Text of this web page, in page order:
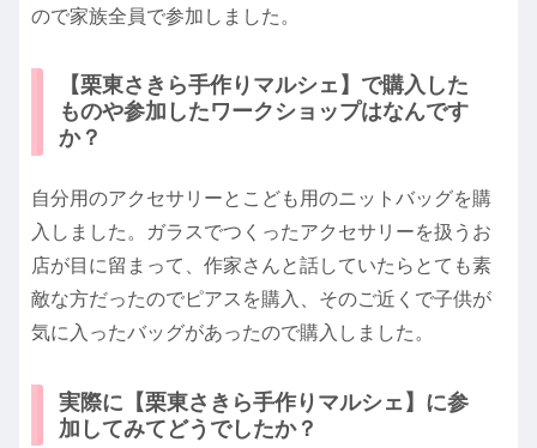
ので家族全員で参加しました。
【栗東さきら手作りマルシェ】で購入した
ものや参加したワークショップはなんです
か？
自分用のアクセサリーとこども用のニットバッグを購
入しました。ガラスでつくったアクセサリーを扱うお
店が目に留まって、作家さんと話していたらとても素
敵な方だったのでピアスを購入、そのご近くで子供が
気に入ったバッグがあったので購入しました。
実際に【栗東さきら手作りマルシェ】に参
加してみてどうでしたか？